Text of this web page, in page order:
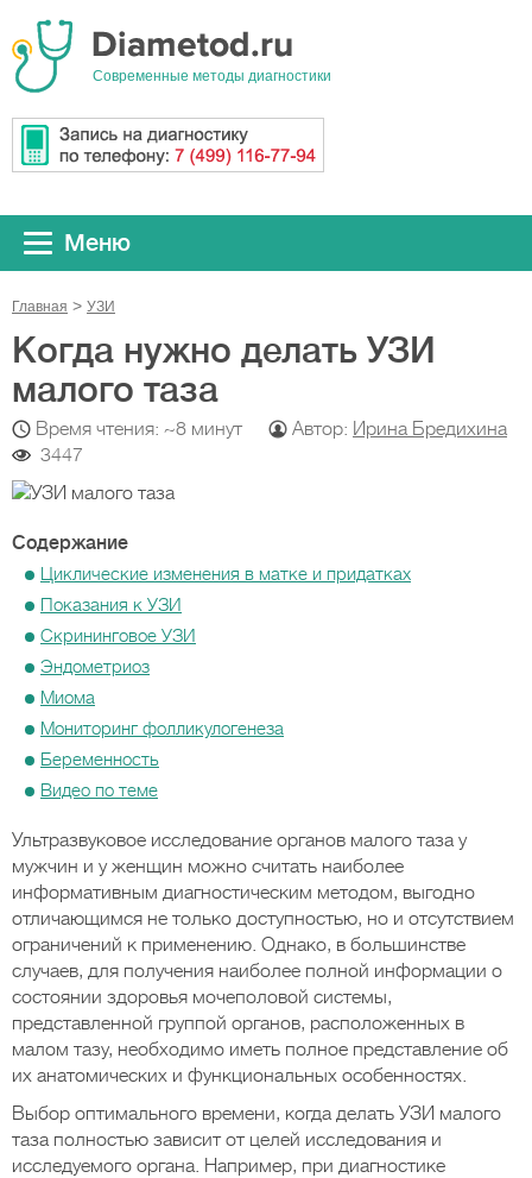
Cовременные методы диагностики
Меню
Главная УЗИ
Когда нужно делать УЗИ
малого таза
Время чтения: ~8 минут Автор: Ирина Бредихина
3447
Содержание
Циклические изменения в матке и придатках
Показания к УЗИ
Скрининговое УЗИ
Эндометриоз
Миома
Мониторинг фолликулогенеза
Беременность
Видео по теме
Ультразвуковое исследование органов малого таза у
мужчин и у женщин можно считать наиболее
информативным диагностическим методом, выгодно
отличающимся не только доступностью, но и отсутствием
ограничений к применению. Однако, в большинстве
случаев, для получения наиболее полной информации о
состоянии здоровья мочеполовой системы,
представленной группой органов, расположенных в
малом тазу, необходимо иметь полное представление об
их анатомических и функциональных особенностях.
Выбор оптимального времени, когда делать УЗИ малого
таза полностью зависит от целей исследования и
исследуемого органа. Например, при диагностике